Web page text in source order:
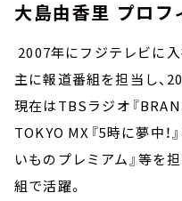
大島由香里 プロフ
2007年にフジテレビに入
主に報道番組を担当し、
現在はTBSラジオ『
TOKYO MX『5時に夢中！
いものプレミアム』等を
組で活躍。